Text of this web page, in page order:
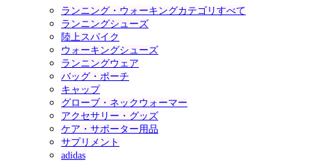
ランニング・ウォーキングカテゴリすべて
ランニングシューズ
陸上スパイク
ウォーキングシューズ
ランニングウェア
バッグ・ポーチ
キャップ
グローブ・ネックウォーマー
アクセサリー・グッズ
ケア・サポーター用品
サプリメント
adidas